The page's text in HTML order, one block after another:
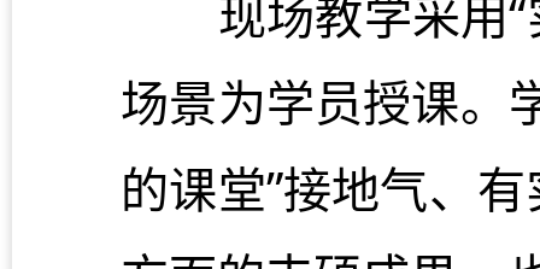
现场教学采用“
场景为学员授课。
的课堂”接地气、